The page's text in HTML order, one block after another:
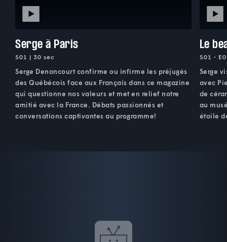
Serge à Paris
S01 | 30 sec
Serge Denoncourt confirme ou infirme les préjugés
des Québécois face aux Français dans ce magazine
qui questionne nos valeurs et met en relief notre
amitié avec la France. Débats passionnés et
conversations captivantes au programme!
Le
S01 •
Serge
avec
de
au
étoile